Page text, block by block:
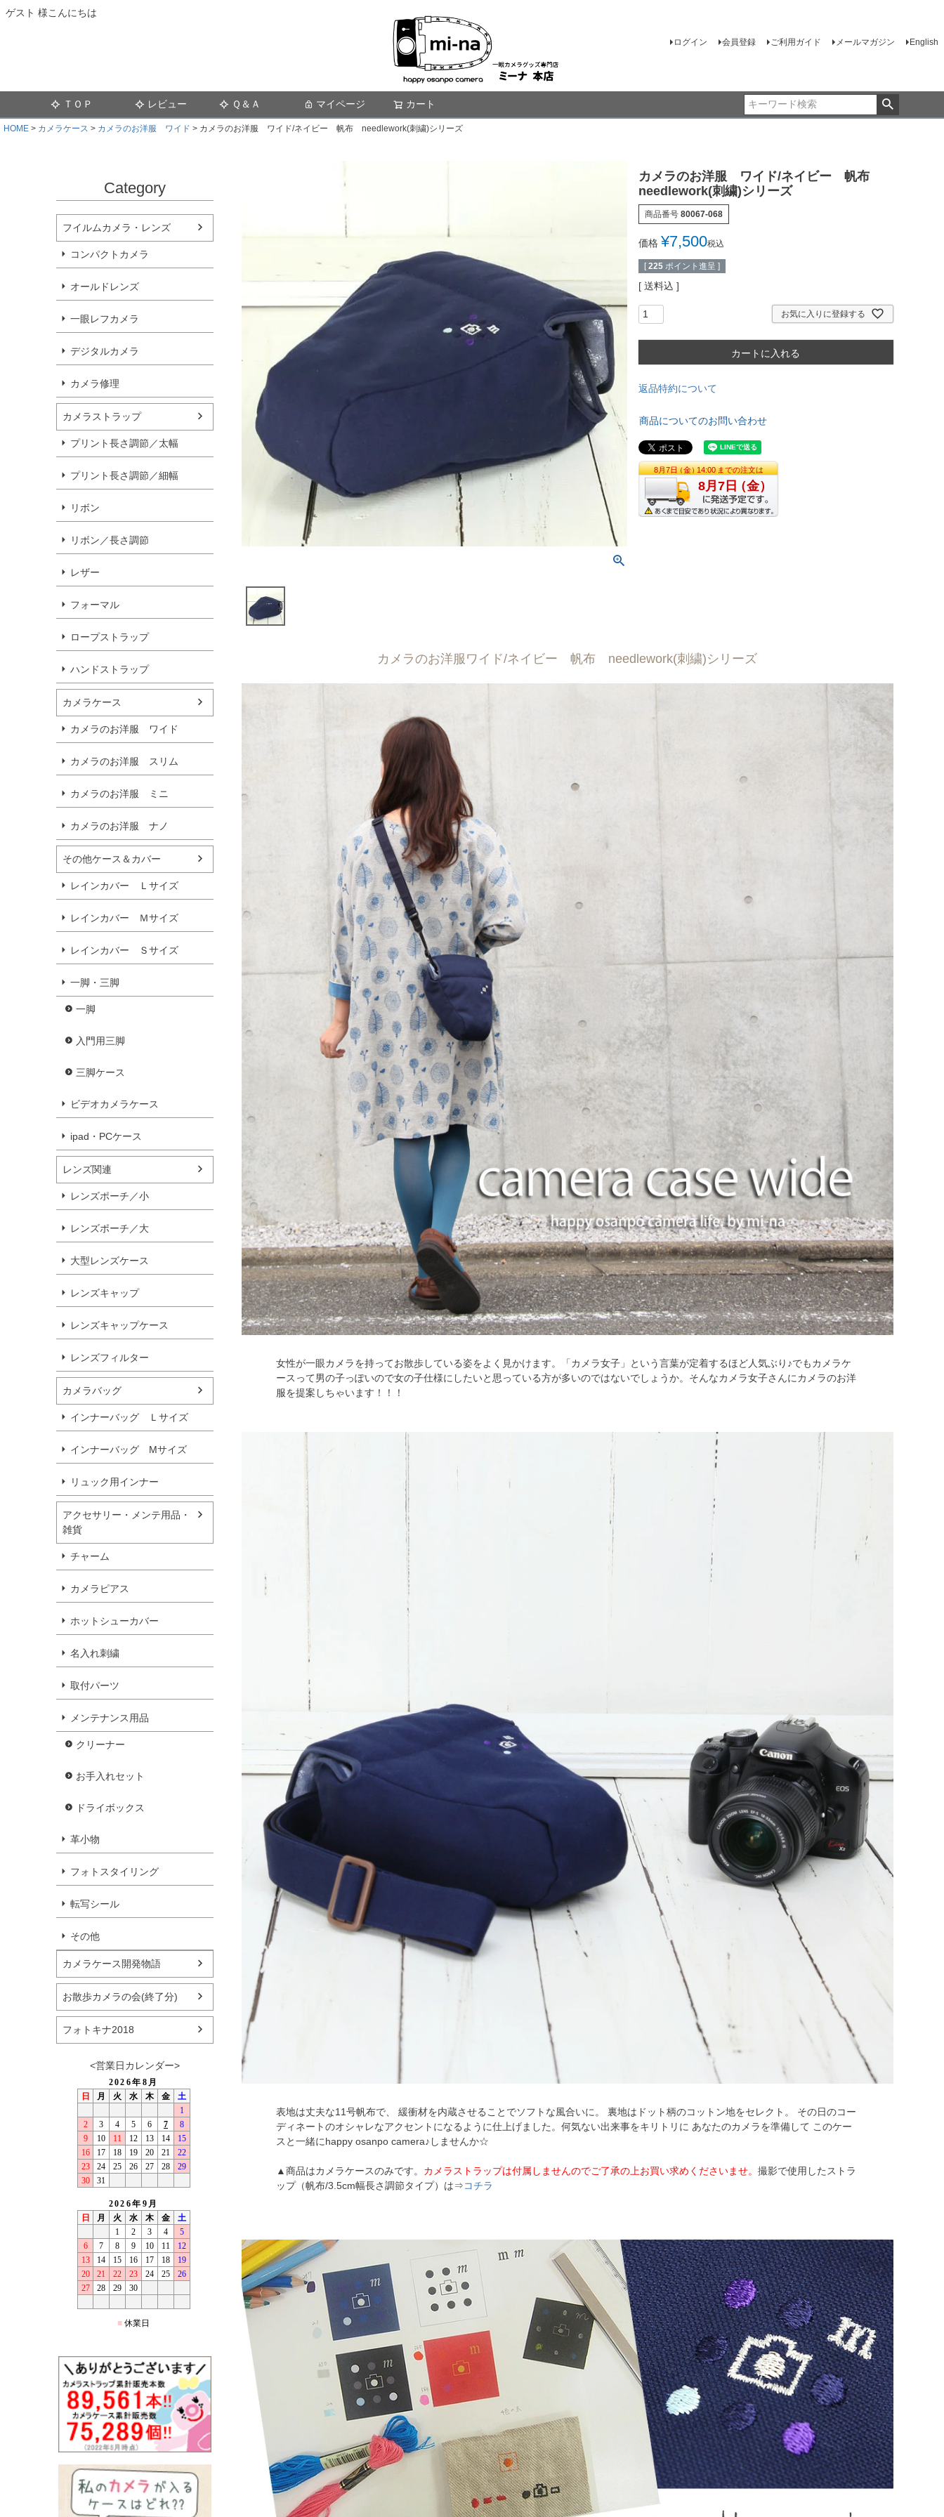
ゲスト 様こんにちは
ログイン 会員登録 ご利用ガイド メールマガジン English
ＴＯＰ レビュー Ｑ＆Ａ マイページ カート
HOME カメラケース カメラのお洋服 ワイド カメラのお洋服 ワイド/ネイビー 帆布 needlework(刺繍)シリーズ
Category
フイルムカメラ・レンズ
コンパクトカメラ
オールドレンズ
一眼レフカメラ
デジタルカメラ
カメラ修理
カメラストラップ
プリント長さ調節／太幅
プリント長さ調節／細幅
リボン
リボン／長さ調節
レザー
フォーマル
ロープストラップ
ハンドストラップ
カメラケース
カメラのお洋服 ワイド
カメラのお洋服 スリム
カメラのお洋服 ミニ
カメラのお洋服 ナノ
その他ケース＆カバー
レインカバー Ｌサイズ
レインカバー Ｍサイズ
レインカバー Ｓサイズ
一脚・三脚
一脚
入門用三脚
三脚ケース
ビデオカメラケース
ipad・PCケース
レンズ関連
レンズポーチ／小
レンズポーチ／大
大型レンズケース
レンズキャップ
レンズキャップケース
レンズフィルター
カメラバッグ
インナーバッグ Ｌサイズ
インナーバッグ Мサイズ
リュック用インナー
アクセサリー・メンテ用品・
雑貨
チャーム
カメラピアス
ホットシューカバー
名入れ刺繍
取付パーツ
メンテナンス用品
クリーナー
お手入れセット
ドライボックス
革小物
フォトスタイリング
転写シール
その他
カメラケース開発物語
お散歩カメラの会(終了分)
フォトキナ2018
<営業日カレンダー>
カメラのお洋服 ワイド/ネイビー 帆布
needlework(刺繍)シリーズ
商品番号 80067-068
価格 ¥7,500税込
[ 225 ポイント進呈 ]
送料込
お気に入りに登録する
カートに入れる
返品特約について
商品についてのお問い合わせ
カメラのお洋服ワイド/ネイビー 帆布 needlework(刺繍)シリーズ
女性が一眼カメラを持ってお散歩している姿をよく見かけます。「カメラ女子」という言葉が定着するほど人気ぶり♪でもカメラケ
ースって男の子っぽいので女の子仕様にしたいと思っている方が多いのではないでしょうか。そんなカメラ女子さんにカメラのお洋
服を提案しちゃいます！！！
表地は丈夫な11号帆布で、 緩衝材を内蔵させることでソフトな風合いに。 裏地はドット柄のコットン地をセレクト。 その日のコー
ディネートのオシャレなアクセントになるように仕上げました。何気ない出来事をキリトリに あなたのカメラを準備して このケー
スと一緒にhappy osanpo camera♪しませんか☆
▲商品はカメラケースのみです。 カメラストラップは付属しませんのでご了承の上お買い求めくださいませ。撮影で使用したストラ
ップ（帆布/3.5cm幅長さ調節タイプ）は⇒コチラ